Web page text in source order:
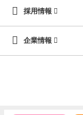
採用情報
企業情報